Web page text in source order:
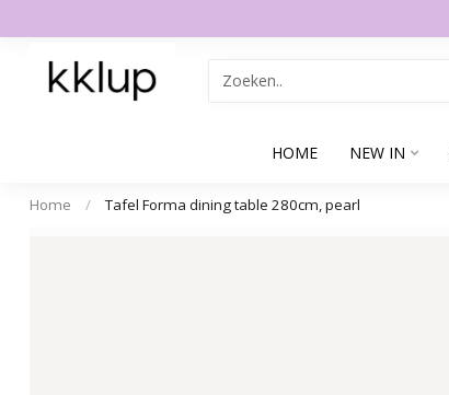
HOME NEW IN
Home / Tafel Forma dining table 280cm, pearl